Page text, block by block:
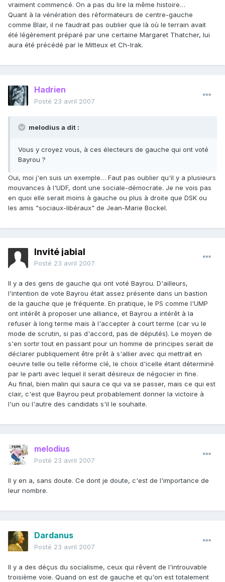
vraiment commencé. On a pas du lire la même histoire…
Quant à la vénération des réformateurs de centre-gauche
comme Blair, il ne faudrait pas oublier que là où le terrain avait
été légèrement préparé par une certaine Margaret Thatcher, lui
aura été précédé par le Mitteux et Ch-Irak.
Hadrien
Posté 23 avril 2007
melodius a dit :
Vous y croyez vous, à ces électeurs de gauche qui ont voté
Bayrou ?
Oui, moi j'en suis un exemple… Faut pas oublier qu'il y a plusieurs
mouvances à l'UDF, dont une sociale-démocrate. Je ne vois pas
en quoi elle serait moins à gauche ou plus à droite que DSK ou
les amis "sociaux-libéraux" de Jean-Marie Bockel.
Invité jabial
Posté 23 avril 2007
Il y a des gens de gauche qui ont voté Bayrou. D'ailleurs,
l'intention de vote Bayrou était assez présente dans un bastion
de la gauche que je fréquente. En pratique, le PS comme l'UMP
ont intérêt à proposer une alliance, et Bayrou a intérêt à la
refuser à long terme mais à l'accepter à court terme (car vu le
mode de scrutin, si pas d'accord, pas de députés). Le moyen de
s'en sortir tout en passant pour un homme de principes serait de
déclarer publiquement être prêt à s'allier avec qui mettrait en
oeuvre telle ou telle réforme clé, le choix d'icelle étant déterminé
par le parti avec lequel il serait désireux de négocier in fine.
Au final, bien malin qui saura ce qui va se passer, mais ce qui est
clair, c'est que Bayrou peut probablement donner la victoire à
l'un ou l'autre des candidats s'il le souhaite.
melodius
Posté 23 avril 2007
Il y en a, sans doute. Ce dont je doute, c'est de l'importance de
leur nombre.
Dardanus
Posté 23 avril 2007
Il y a des déçus du socialisme, ceux qui rêvent de l'introuvable
troisième voie. Quand on est de gauche et qu'on est totalement